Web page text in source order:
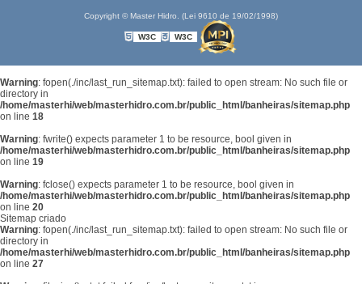
Copyright © Master Hidro. (Lei 9610 de 19/02/1998)
W3C W3C
Warning: fopen(./inc/last_run_sitemap.txt): failed to open stream: No such file or
directory in
/home/masterhi/web/masterhidro.com.br/public_html/banheiras/sitemap.php
on line 18
Warning: fwrite() expects parameter 1 to be resource, bool given in
/home/masterhi/web/masterhidro.com.br/public_html/banheiras/sitemap.php
on line 19
Warning: fclose() expects parameter 1 to be resource, bool given in
/home/masterhi/web/masterhidro.com.br/public_html/banheiras/sitemap.php
on line 20
Sitemap criado
Warning: fopen(./inc/last_run_sitemap.txt): failed to open stream: No such file or
directory in
/home/masterhi/web/masterhidro.com.br/public_html/banheiras/sitemap.php
on line 27